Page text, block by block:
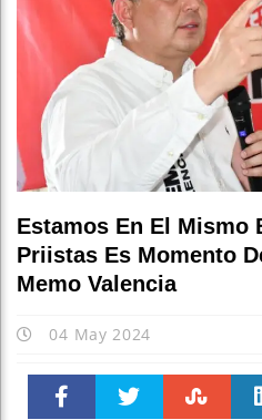
Estamos En El Mismo
Priistas Es Momento
Memo Valencia
04 May 2024